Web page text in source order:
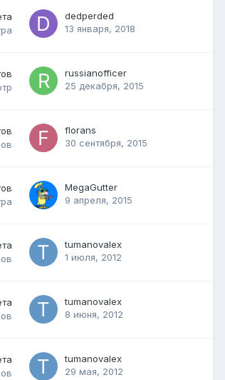
dedperded
13 января, 2018
russianofficer
25 декабря, 2015
florans
30 сентября, 2015
MegaGutter
9 апреля, 2015
tumanovalex
1 июля, 2012
tumanovalex
8 июня, 2012
tumanovalex
29 мая, 2012